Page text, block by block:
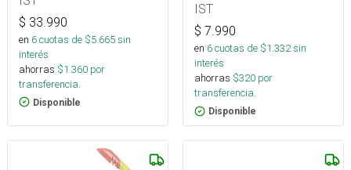
$ 33.990
en 6cuotas de $5.665sin
interés
ahorras $1.360 por
transferencia.
Disponible
IST
$ 7.990
en 6cuotas de $1.332sin
interés
ahorras $320 por
transferencia.
Disponible